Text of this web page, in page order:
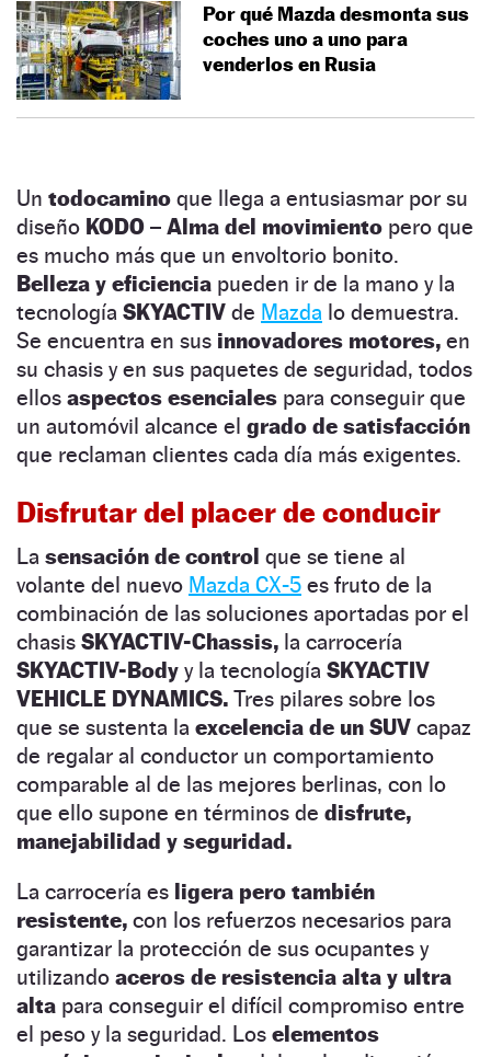
Por qué Mazda desmonta sus
coches uno a uno para
venderlos en Rusia
Un todocamino que llega a entusiasmar por su
diseño KODO – Alma del movimiento pero que
es mucho más que un envoltorio bonito.
Belleza y eficiencia pueden ir de la mano y la
tecnología SKYACTIV de Mazda lo demuestra.
Se encuentra en sus innovadores motores, en
su chasis y en sus paquetes de seguridad, todos
ellos aspectos esenciales para conseguir que
un automóvil alcance el grado de satisfacción
que reclaman clientes cada día más exigentes.
Disfrutar del placer de conducir
La sensación de control que se tiene al
volante del nuevo Mazda CX-5 es fruto de la
combinación de las soluciones aportadas por el
chasis SKYACTIV-Chassis, la carrocería
SKYACTIV-Body y la tecnología SKYACTIV
VEHICLE DYNAMICS. Tres pilares sobre los
que se sustenta la excelencia de un SUV capaz
de regalar al conductor un comportamiento
comparable al de las mejores berlinas, con lo
que ello supone en términos de disfrute,
manejabilidad y seguridad.
La carrocería es ligera pero también
resistente, con los refuerzos necesarios para
garantizar la protección de sus ocupantes y
utilizando aceros de resistencia alta y ultra
alta para conseguir el difícil compromiso entre
el peso y la seguridad. Los elementos